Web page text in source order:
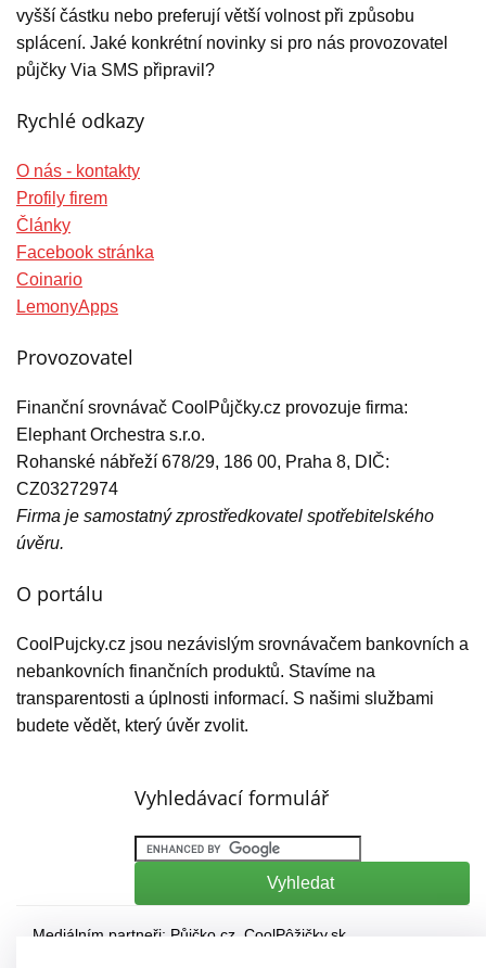
vyšší částku nebo preferují větší volnost při způsobu
splácení. Jaké konkrétní novinky si pro nás provozovatel
půjčky Via SMS připravil?
Rychlé odkazy
O nás - kontakty
Profily firem
Články
Facebook stránka
Coinario
LemonyApps
Provozovatel
Finanční srovnávač CoolPůjčky.cz provozuje firma:
Elephant Orchestra s.r.o.
Rohanské nábřeží 678/29, 186 00, Praha 8, DIČ:
CZ03272974
Firma je samostatný zprostředkovatel spotřebitelského
úvěru.
O portálu
CoolPujcky.cz jsou nezávislým srovnávačem bankovních a
nebankovních finančních produktů. Stavíme na
transparentosti a úplnosti informací. S našimi službami
budete vědět, který úvěr zvolit.
Vyhledávací formulář
Mediálním partneři: Půjčko.cz CoolPôžičky.sk